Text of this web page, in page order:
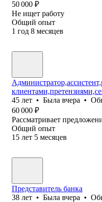
50 000 ₽
Не ищет работу
Общий опыт
1 год 8 месяцев
45 лет • Была вчера •
60 000 ₽
Рассматривает
Общий опыт
15 лет 5 месяцев
Представитель банка
38 лет • Была вчера •